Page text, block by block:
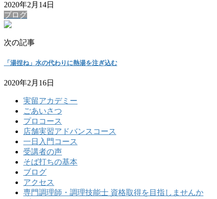
2020年2月14日
ブログ
次の記事
「湯捏ね」水の代わりに熱湯を注ぎ込む
2020年2月16日
実留アカデミー
ごあいさつ
プロコース
店舗実習アドバンスコース
一日入門コース
受講者の声
そば打ちの基本
ブログ
アクセス
専門調理師・調理技能士 資格取得を目指しませんか